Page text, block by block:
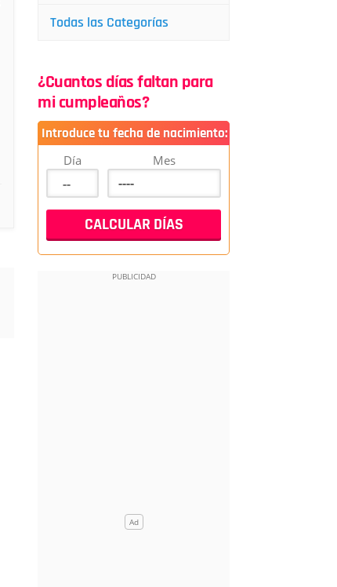
Todas las Categorías
¿Cuantos días faltan para
mi cumpleaños?
Introduce tu fecha de nacimiento:
Día Mes